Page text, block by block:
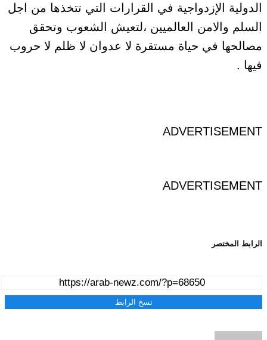
الدولية الإزدواجية في القرارات التي تتخذها من اجل
السلم والامن العالميين ،لتعيش الشعوب وتحقق
مصالحها في حياة مستقرة لا عدوان لا ظلم لا حروب
فيها .
ADVERTISEMENT
ADVERTISEMENT
الرابط المختصر
نسخ الرابط